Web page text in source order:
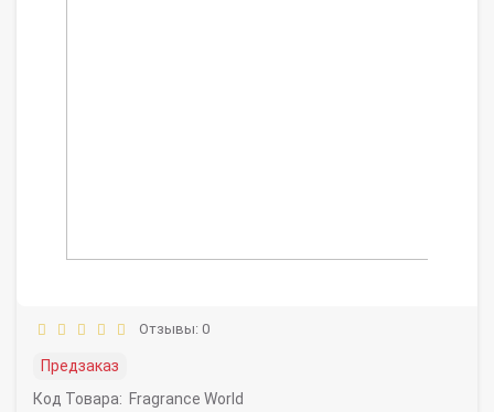
Отзывы: 0
Предзаказ
Код Товара: Fragrance World